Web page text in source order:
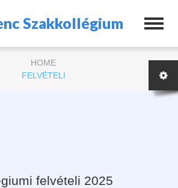
Szakkollégium
HOME
FELVÉTELI
felvételi 2025